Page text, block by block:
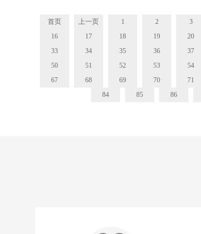
首页 上一页 1 2 3
16
17 18 19 20
33
34 35 36 37
50
51 52 53 54
67
68 69 70 71
84
85 86